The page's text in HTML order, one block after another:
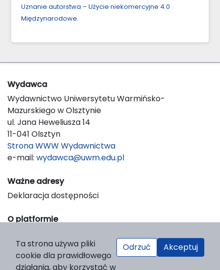
Uznanie autorstwa – Użycie niekomercyjne 4.0
Międzynarodowe.
Wydawca
Wydawnictwo Uniwersytetu Warmińsko-
Mazurskiego w Olsztynie
ul. Jana Heweliusza 14
11-041 Olsztyn
Strona WWW Wydawnictwa
e-mail: wydawca@uwm.edu.pl
Ważne adresy
Deklaracja dostępności
O platformie
Support & Customization by LIBCOM
Platform & Workflow by OJS/PKP
Ta strona używa pliki
cookie dla prawidłowego
działania, aby korzystać w
Odrzuć Akceptuj